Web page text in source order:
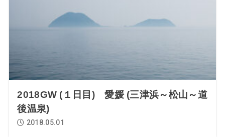
2018GW (１日目) 愛媛 (三津浜～松山～道
後温泉)
2018.05.01